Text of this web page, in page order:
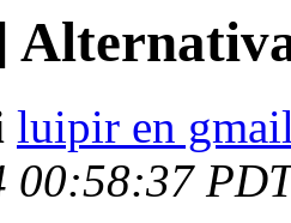
luipir en
00:58:37